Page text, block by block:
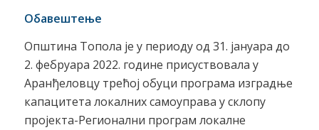
Обавештење
Општина Топола је у периоду од 31. јануара до
2. фебруара 2022. године присуствовала у
Аранђеловцу трећој обуци програма изградње
капацитета локалних самоуправа у склопу
пројекта-Регионални програм локалне